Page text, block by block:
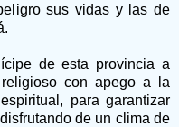
sus vidas y las de
de esta provincia a
con apego a la
para garantizar
de un clima de